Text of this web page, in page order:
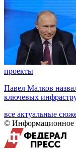
проекты
Павел Малков
ключевых
все актуальные
© Информационное